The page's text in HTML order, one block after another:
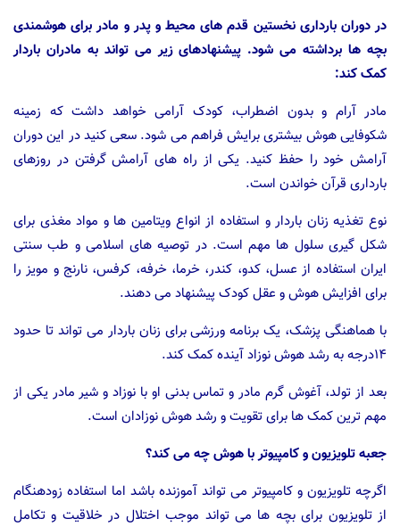
در دوران بارداری نخستین قدم های محیط و پدر و مادر برای هوشمندی
بچه ها برداشته می شود. پیشنهادهای زیر می تواند به مادران باردار
کمک کند:
مادر آرام و بدون اضطراب، کودک آرامی خواهد داشت که زمینه
شکوفایی هوش بیشتری برایش فراهم می شود. سعی کنید در این دوران
آرامش خود را حفظ کنید. یکی از راه های آرامش گرفتن در روزهای
بارداری قرآن خواندن است.
نوع تغذیه زنان باردار و استفاده از انواع ویتامین ها و مواد مغذی برای
شکل گیری سلول ها مهم است. در توصیه های اسلامی و طب سنتی
ایران استفاده از عسل، کدو، کندر، خرما، خرفه، کرفس، نارنج و مویز را
برای افزایش هوش و عقل کودک پیشنهاد می دهند.
با هماهنگی پزشک، یک برنامه ورزشی برای زنان باردار می تواند تا حدود
۱۴درجه به رشد هوش نوزاد آینده کمک کند.
بعد از تولد، آغوش گرم مادر و تماس بدنی او با نوزاد و شیر مادر یکی از
مهم ترین کمک ها برای تقویت و رشد هوش نوزادان است.
جعبه تلویزیون و کامپیوتر با هوش چه می کند؟
اگرچه تلویزیون و کامپیوتر می تواند آموزنده باشد اما استفاده زودهنگام
از تلویزیون برای بچه ها می تواند موجب اختلال در خلاقیت و تکامل